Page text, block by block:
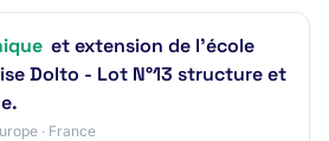
et extension de l'école
Dolto - Lot N°13 structure et
· France